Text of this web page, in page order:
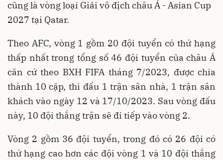
cũng là vòng loại Giải vô địch châu Á - Asian Cup
2027 tại Qatar.
Theo AFC, vòng 1 gồm 20 đội tuyển có thứ hạng
thấp nhất trong tổng số 46 đội tuyển của châu Á
căn cứ theo BXH FIFA tháng 7/2023, được chia
thành 10 cặp, thi đấu 1 trận sân nhà, 1 trận sân
khách vào ngày 12 và 17/10/2023. Sau vòng đấu
này, 10 đội thắng trận sẽ đi tiếp vào vòng 2.
Vòng 2 gồm 36 đội tuyển, trong đó có 26 đội có
thứ hạng cao hơn các đội vòng 1 và 10 đội thắng